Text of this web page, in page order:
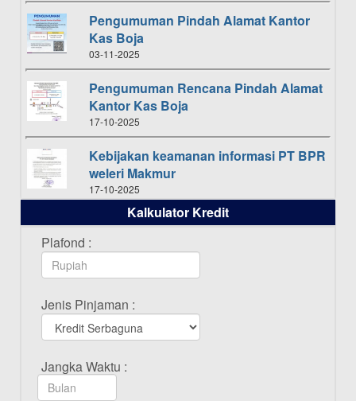
Pengumuman Pindah Alamat Kantor
Kas Boja
03-11-2025
Pengumuman Rencana Pindah Alamat
Kantor Kas Boja
17-10-2025
Kebijakan keamanan informasi PT BPR
weleri Makmur
17-10-2025
Daftar Pemenang Undian TAMASHA
Bulan Oktober 2025
16-10-2025
Bulan September 2025
20-09-2025
Daftar Pemenang Undian TAMASHA
Bulan Agustus 2025
Kalkulator Kredit
Plafond :
Jenis Pinjaman :
Jangka Waktu :